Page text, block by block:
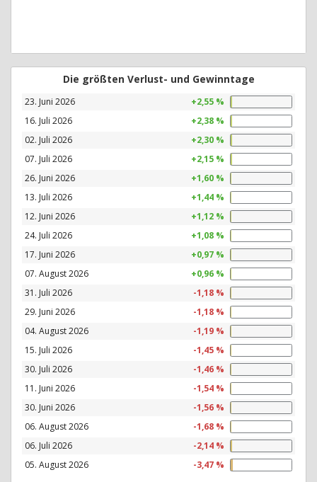
Die größten Verlust- und Gewinntage
23. Juni 2026
+2,55 %
16. Juli 2026
+2,38 %
02. Juli 2026
+2,30 %
07. Juli 2026
+2,15 %
26. Juni 2026
+1,60 %
13. Juli 2026
+1,44 %
12. Juni 2026
+1,12 %
24. Juli 2026
+1,08 %
17. Juni 2026
+0,97 %
07. August 2026
+0,96 %
31. Juli 2026
-1,18 %
29. Juni 2026
-1,18 %
04. August 2026
-1,19 %
15. Juli 2026
-1,45 %
30. Juli 2026
-1,46 %
11. Juni 2026
-1,54 %
30. Juni 2026
-1,56 %
06. August 2026
-1,68 %
06. Juli 2026
-2,14 %
05. August 2026
-3,47 %